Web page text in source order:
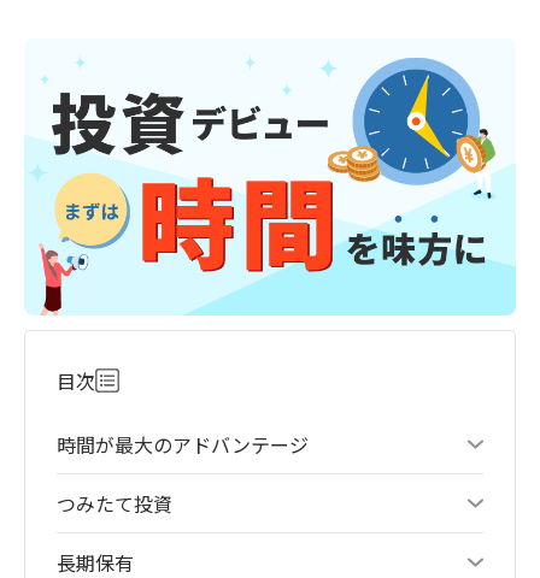
目次
時間が最大のアドバンテージ
つみたて投資
長期保有